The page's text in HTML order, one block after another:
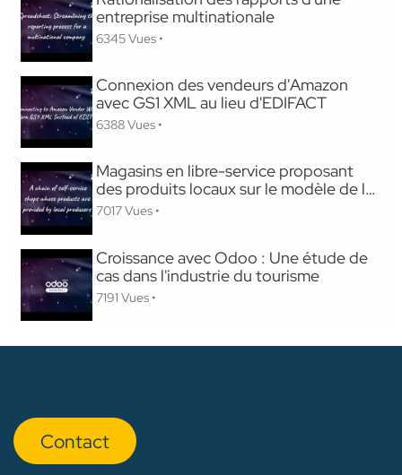
entreprise multinationale
6345 Vues •
Connexion des vendeurs d'Amazon
avec GS1 XML au lieu d'EDIFACT
6388 Vues •
Magasins en libre-service proposant
des produits locaux sur le modèle de la
place de marché
7017 Vues •
Croissance avec Odoo : Une étude de
cas dans l'industrie du tourisme
7191 Vues •
Con​​​​tact